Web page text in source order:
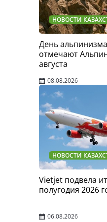
НОВОСТИ
День
отмечают
августа
08.08.2026
НОВОСТИ
Vietjet подвела
полугодия 2026
06.08.2026